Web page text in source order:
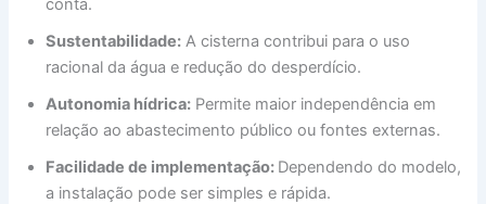
conta.
Sustentabilidade: A cisterna contribui para o uso
racional da água e redução do desperdício.
Autonomia hídrica: Permite maior independência em
relação ao abastecimento público ou fontes externas.
Facilidade de implementação: Dependendo do modelo,
a instalação pode ser simples e rápida.